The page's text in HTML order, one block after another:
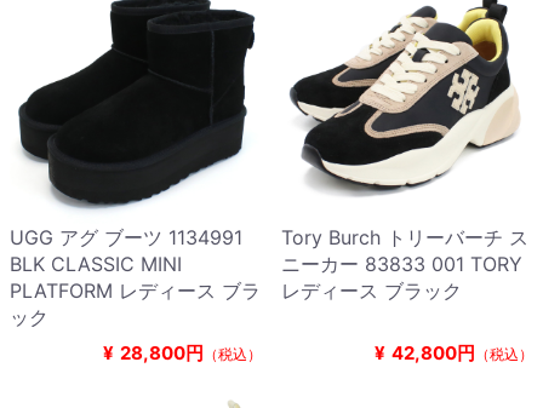
UGG アグ ブーツ 1134991
BLK CLASSIC MINI
PLATFORM レディース ブラ
ック
¥ 28,800円 （税込）
Tory Burch トリーバーチ ス
ニーカー 83833 001 TORY
レディース ブラック
¥ 42,800円 （税込）